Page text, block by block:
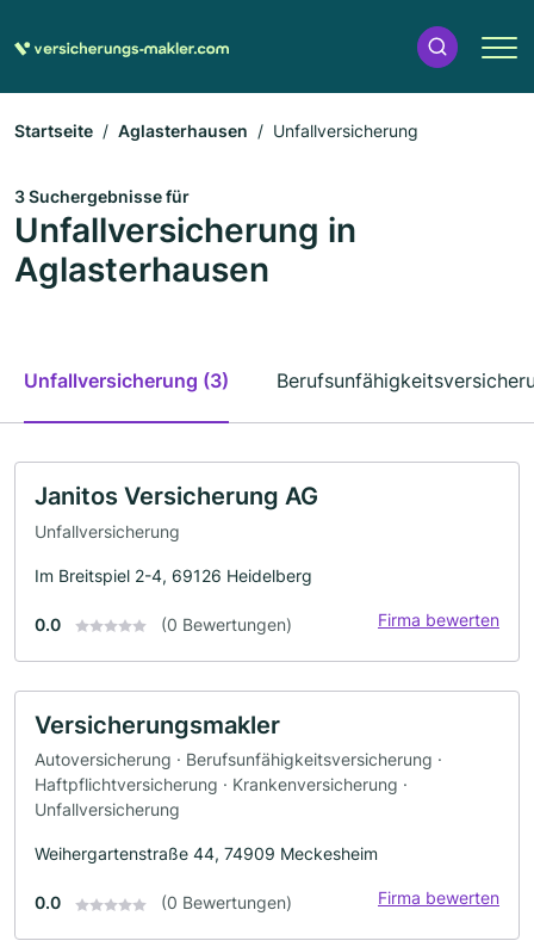
Startseite Aglasterhausen Unfallversicherung
3 Suchergebnisse für
Unfallversicherung in
Aglasterhausen
Unfallversicherung (3)
Janitos Versicherung AG
Unfallversicherung
Im Breitspiel 2-4, 69126 Heidelberg
0.0 (0 Bewertungen) Firma bewerten
Versicherungsmakler
Autoversicherung · Berufsunfähigkeitsversicherung ·
Haftpflichtversicherung · Krankenversicherung ·
Unfallversicherung
Weihergartenstraße 44, 74909 Meckesheim
0.0 (0 Bewertungen) Firma bewerten